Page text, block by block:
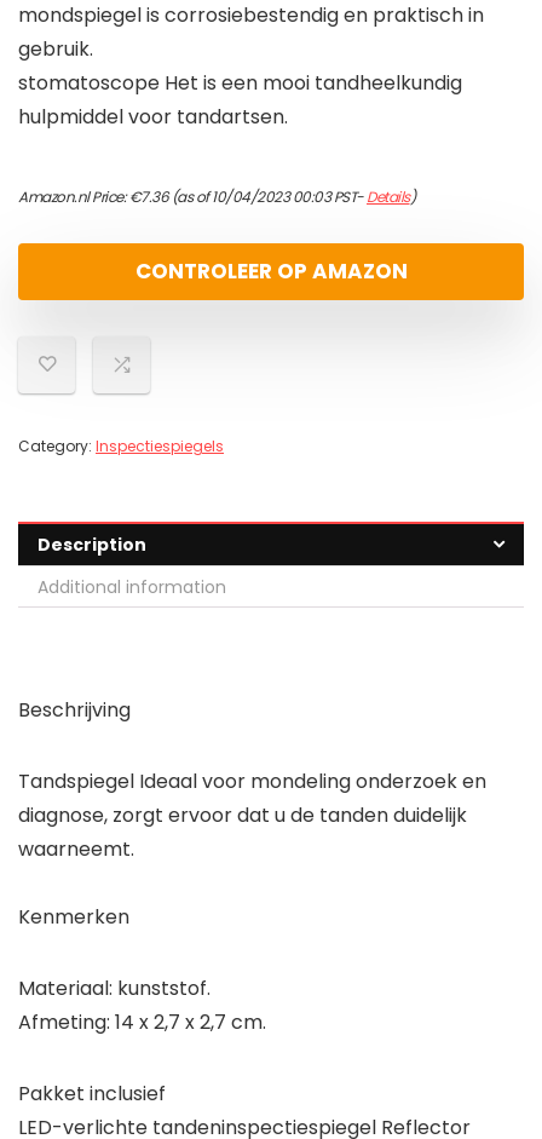
mondspiegel is corrosiebestendig en praktisch in
gebruik.
stomatoscope Het is een mooi tandheelkundig
hulpmiddel voor tandartsen.
Amazon.nl Price:€7.36(as of 10/04/2023 00:03 PST-Details)
CONTROLEER OP AMAZON
Category: Inspectiespiegels
Description
Additional information
Beschrijving
Tandspiegel Ideaal voor mondeling onderzoek en
diagnose, zorgt ervoor dat u de tanden duidelijk
waarneemt.
Kenmerken
Materiaal: kunststof.
Afmeting: 14 x 2,7 x 2,7 cm.
Pakket inclusief
LED-verlichte tandeninspectiespiegel Reflector